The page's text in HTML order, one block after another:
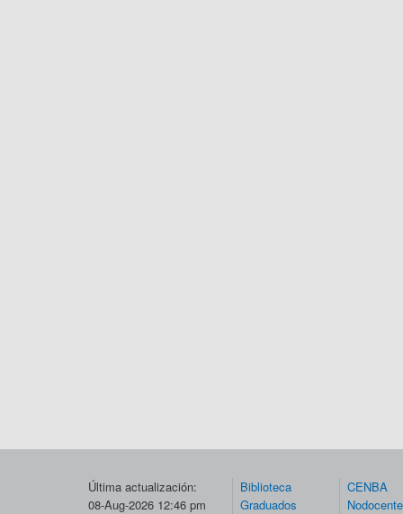
Última actualización:
08-Aug-2026 12:46 pm
Biblioteca
Graduados
CENBA